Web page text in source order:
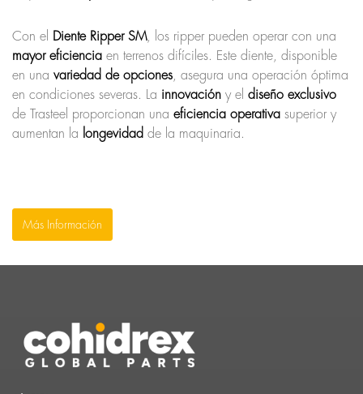
Con el Diente Ripper SM, los ripper pueden operar con una
mayor eficiencia en terrenos difíciles. Este diente, disponible
en una variedad de opciones , asegura una operación óptima
en condiciones severas. La innovación y el diseño exclusivo
de Trasteel proporcionan una eficiencia operativa superior y
aumentan la longevidad de la maquinaria.
Más Información